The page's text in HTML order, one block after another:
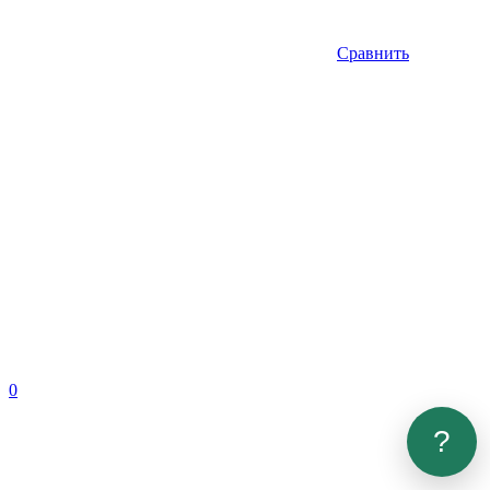
Сравнить
0
?